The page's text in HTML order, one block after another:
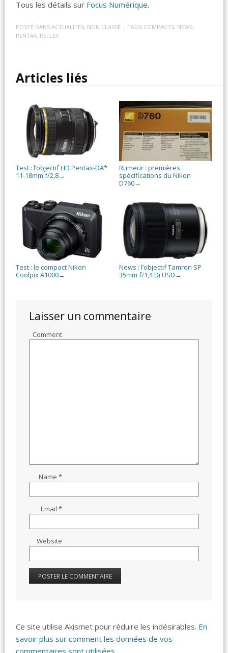
Tous les détails sur Focus Numérique.
POSTÉ DANSACTUALITES, NON CLASSÉ | TAGS COMPACTS, NEWS,
PENTAX, REFLEX
Articles liés
Test : l’objectif HD Pentax-DA*
11-18mm f/2,8→
Rumeur : premières
spécifications du Nikon
D760→
Test : le compact Nikon
Coolpix A1000→
News : l’objectif Tamron SP
35mm f/1,4 Di USD →
Laisser un commentaire
Comment
Name*
Email*
Website
Ce site utilise Akismet pour réduire les indésirables. En
savoir plus sur comment les données de vos
commentaires sont utilisées